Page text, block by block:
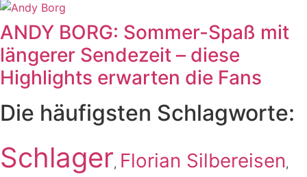
ANDY BORG: Sommer-Spaß mit
längerer Sendezeit – diese
Highlights erwarten die Fans
Die häufigsten Schlagworte:
Schlager, Florian Silbereisen,